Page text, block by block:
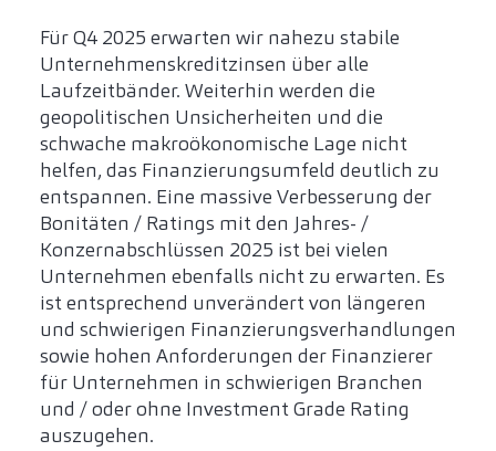
Für Q4 2025 erwarten wir nahezu stabile
Unternehmenskreditzinsen über alle
Laufzeitbänder. Weiterhin werden die
geopolitischen Unsicherheiten und die
schwache makroökonomische Lage nicht
helfen, das Finanzierungsumfeld deutlich zu
entspannen. Eine massive Verbesserung der
Bonitäten / Ratings mit den Jahres- /
Konzernabschlüssen 2025 ist bei vielen
Unternehmen ebenfalls nicht zu erwarten. Es
ist entsprechend unverändert von längeren
und schwierigen Finanzierungsverhandlungen
sowie hohen Anforderungen der Finanzierer
für Unternehmen in schwierigen Branchen
und / oder ohne Investment Grade Rating
auszugehen.